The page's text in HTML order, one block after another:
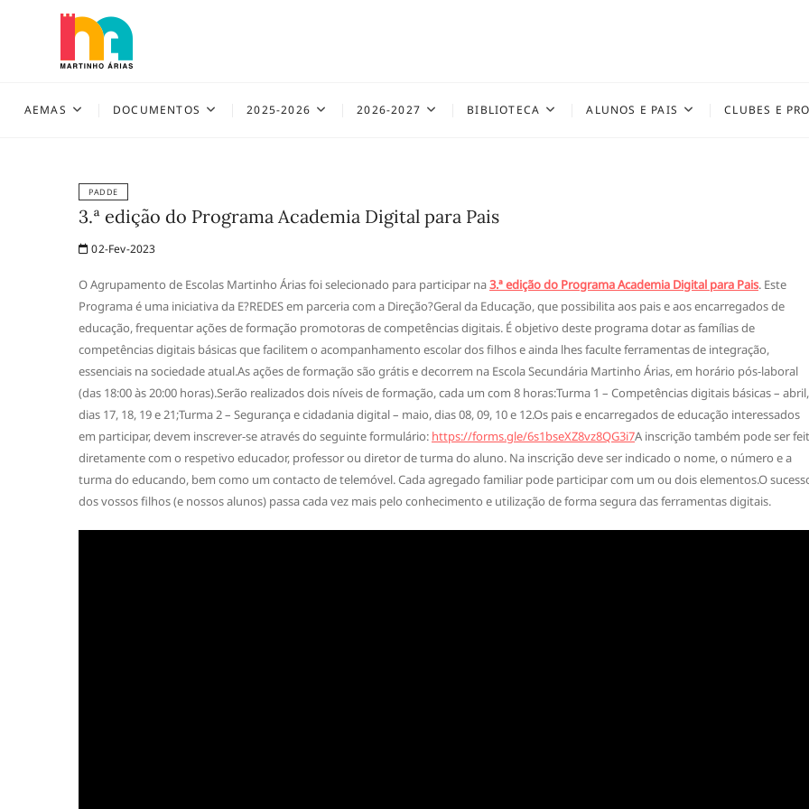
AEMAS DOCUMENTOS 2025-2026 2026-2027 BIBLIOTECA ALUNOS E PAIS CLUBES E
PADDE
3.ª edição do Programa Academia Digital para Pais
02-Fev-2023
O Agrupamento de Escolas Martinho Árias foi selecionado para participar na3.ª edição do Programa Academia Digital para Pais. Este
Programa é uma iniciativa da E?REDES em parceria com a Direção?Geral da Educação, que possibilita aos pais e aos encarregados de
educação, frequentar ações de formação promotoras de competências digitais. É objetivo deste programa dotar as famílias de
competências digitais básicas que facilitem o acompanhamento escolar dos filhos e ainda lhes faculte ferramentas de integração,
essenciais na sociedade atual.As ações de formação são grátis e decorrem na Escola Secundária Martinho Árias, em horário pós-laboral
(das 18:00 às 20:00 horas).Serão realizados dois níveis de formação, cada um com 8 horas:Turma 1 – Competências digitais básicas – abril,
dias 17, 18, 19 e 21;Turma 2 – Segurança e cidadania digital – maio, dias 08, 09, 10 e 12.Os pais e encarregados de educação interessados
em participar, devem inscrever-se através do seguinte formulário: https://forms.gle/6s1bseXZ8vz8QG3i7A inscrição também pode ser
diretamente com o respetivo educador, professor ou diretor de turma do aluno. Na inscrição deve ser indicado o nome, o número e a
turma do educando, bem como um contacto de telemóvel. Cada agregado familiar pode participar com um ou dois elementos.O
dos vossos filhos (e nossos alunos) passa cada vez mais pelo conhecimento e utilização de forma segura das ferramentas digitais.